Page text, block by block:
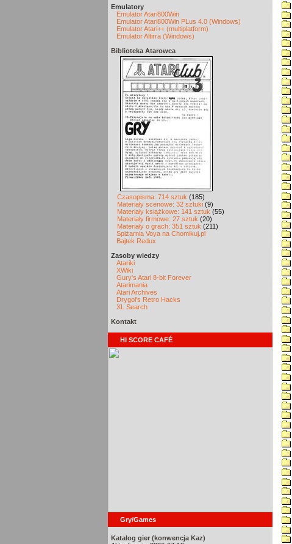
Emulatory
Emulator Atari800Win
Emulator Atari800Win PLus 4.0 (Windows)
Emulator Atari++ (multiplatform)
Emulator Altirra (Windows)
Biblioteka Atarowca
Czasopisma: 714 sztuk (185)
Materiały scenowe: 32 sztuki (9)
Materiały książkowe: 141 sztuk (55)
Materiały firmowe: 27 sztuk (20)
Materiały o grach: 351 sztuk (211)
Spiżarnia Voya na Chomikuj.pl
Bajtek Redux
Zasoby wiedzy
Atariki
XWiki
Gury's Atari 8-bit Forever
Atarimania
Atari Archives
Drygol's Retro Hacks
XL Search
Kontakt
HI SCORE CAFÉ
Gry/Games
Katalog gier (konwencja Kaz)